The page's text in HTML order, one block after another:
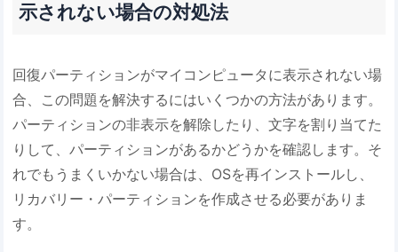
示されない場合の対処法
回復パーティションがマイコンピュータに表示されない場
合、この問題を解決するにはいくつかの方法があります。
パーティションの非表示を解除したり、文字を割り当てた
りして、パーティションがあるかどうかを確認します。そ
れでもうまくいかない場合は、OSを再インストールし、
リカバリー・パーティションを作成させる必要がありま
す。